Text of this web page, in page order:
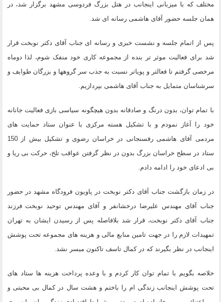
مختلف که با میزبانی اینجانب در هتل بزرگ فردوسی مشهد برگزار شد، در
همان جلسه حضور آقای هاشمی رسانه ای شد.
پس از اتمام جلسه و نشست خبری و رسانه ای جناب آقای دکتر نوبخت قرار
شد برای فعالیت موثر تر بنده از مجموعه کاری خود منفک شوم، لذا دوماه
مرخصی گرفتم تا فعالتر و پویاتر نسبت به جذب سر گروهها و بزرگان طوایف و
سرشناسان متمایل به جناب آقای هاشمی بپردازیم.
با تمام توان، بدون درنگ و صادقانه بدون هیچگونه سیاسی بازی فعالیت جانانه
خود را آغاز نمودم و با تشکیل هسته مرکزی با عنوان ستاد حمایت های
مردمی آقای هاشمی رفسنجانی در خراسان رضوی و تشکیل بیش از 150
ستاد در سطح خراسان بزرگ بدون در نظر گرفتن عواقب تلخ، حرکت بی ریا و
بی ادعای خود را ادامه دادم.
در زمان بازگشت جناب آقای دکتر نوبخت در پاویون فرودگاه مشهد در حضور
جناب آقای مهندس علیرضا درخشانفر و آقای مهندس توحید نوبخت فرزند
جناب آقای دکتر نوبخت، قرار شد بلافاصله پس از رسیدن ایشان به تهران
تمهیدات لازم را در جهت تامین منابع مالی و هزینه های مجموعه تحت پوشش
اینجانب در نظر بگیرند که در کمال تاسف تاکنون میسر نشد.
خلاصه بگویم با تمام توان کار کردم و با وعده پرداخت هزینه ها ستاد های
تحت پوشش اینجانب زندگی ام را باختم و هشت سال در کمال بی محبتی و